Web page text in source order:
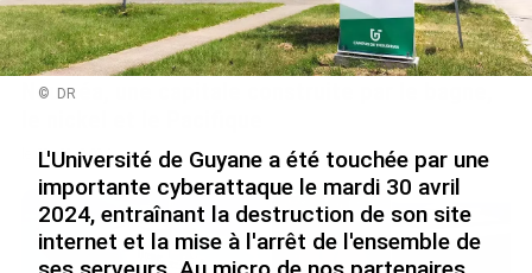
SÉRIE. Histoire des chefs-lieux d’Outre-mer :
Nouméa, une capitale construite par le bagne,
le 08/08/2026
© DR
L'Université de Guyane a été touchée par une
importante cyberattaque le mardi 30 avril
2024, entraînant la destruction de son site
internet et la mise à l'arrêt de l'ensemble de